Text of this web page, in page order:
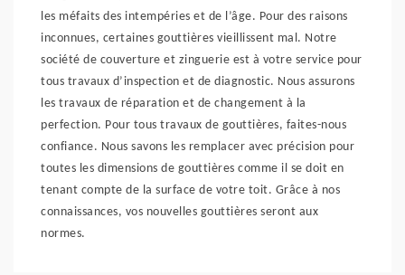
les méfaits des intempéries et de l’âge. Pour des raisons
inconnues, certaines gouttières vieillissent mal. Notre
société de couverture et zinguerie est à votre service pour
tous travaux d’inspection et de diagnostic. Nous assurons
les travaux de réparation et de changement à la
perfection. Pour tous travaux de gouttières, faites-nous
confiance. Nous savons les remplacer avec précision pour
toutes les dimensions de gouttières comme il se doit en
tenant compte de la surface de votre toit. Grâce à nos
connaissances, vos nouvelles gouttières seront aux
normes.